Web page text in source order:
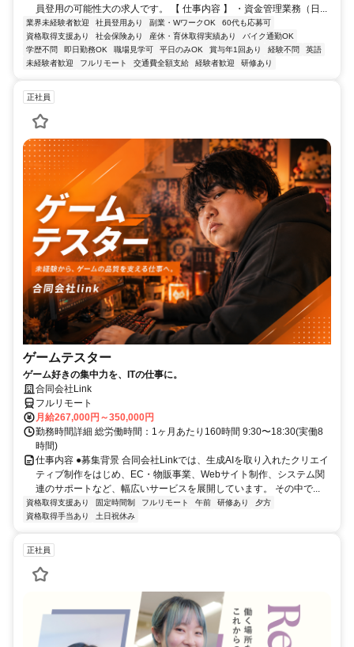
員登用の可能性大の求人です。 【 仕事内容 】 ・資金管理業務（日...
業界未経験者歓迎 社員登用あり 副業・WワークOK
60代も応募可
資格取得支援あり
社会保険あり 産休・育休取得実績あり
バイク通勤OK
学歴不問
即日勤務OK 職場見学可 平日のみOK 賞与年1回あり 経験不問
英語
未経験者歓迎
フルリモート 交通費全額支給 経験者歓迎 研修あり
正社員
ゲームテスター
ゲーム好きの集中力を、ITの仕事に。
合同会社Link
フルリモート
月給267,000円～350,000円
勤務時間詳細 総労働時間：1ヶ月あたり160時間 9:30〜18:30(実働8
時間)
仕事内容 ●募集背景 合同会社Linkでは、生成AIを取り入れたクリエイ
ティブ制作をはじめ、EC・物販事業、Webサイト制作、システム関
連のサポートなど、幅広いサービスを展開しています。 その中で...
資格取得支援あり 固定時間制 フルリモート 午前 研修あり
夕方
資格取得手当あり
土日祝休み
正社員